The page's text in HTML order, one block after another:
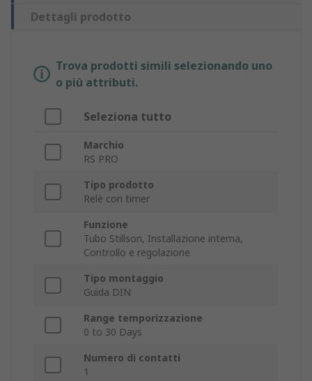
Dettagli prodotto
Trova prodotti simili selezionando uno
o più attributi.
Seleziona tutto
Marchio
RS PRO
Tipo prodotto
Relè con timer
Funzione
Tubo Stillson, Installazione interna,
Controllo e regolazione
Tipo montaggio
Guida DIN
Range temporizzazione
0 to 30 Days
Numero di contatti
1